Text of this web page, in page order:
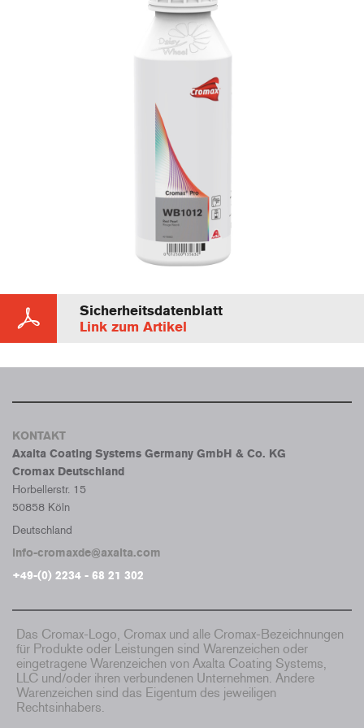
Sicherheitsdatenblatt
Link zum Artikel
KONTAKT
Axalta Coating Systems Germany GmbH & Co. KG
Cromax Deutschland
Horbellerstr. 15
50858 Köln
Deutschland
info-cromaxde@axalta.com
+49-(0) 2234 - 68 21 302
Das Cromax-Logo, Cromax und alle Cromax-Bezeichnungen
für Produkte oder Leistungen sind Warenzeichen oder
eingetragene Warenzeichen von Axalta Coating Systems,
LLC und/oder ihren verbundenen Unternehmen. Andere
Warenzeichen sind das Eigentum des jeweiligen
Rechtsinhabers.